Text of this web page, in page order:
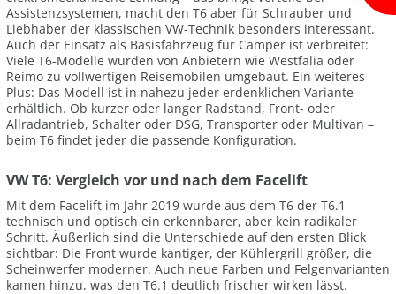
Assistenzsystemen, macht den T6 aber für Schrauber und
Liebhaber der klassischen VW-Technik besonders interessant.
Auch der Einsatz als Basisfahrzeug für Camper ist verbreitet:
Viele T6-Modelle wurden von Anbietern wie Westfalia oder
Reimo zu vollwertigen Reisemobilen umgebaut. Ein weiteres
Plus: Das Modell ist in nahezu jeder erdenklichen Variante
erhältlich. Ob kurzer oder langer Radstand, Front- oder
Allradantrieb, Schalter oder DSG, Transporter oder Multivan –
beim T6 findet jeder die passende Konfiguration.
VW T6: Vergleich vor und nach dem Facelift
Mit dem Facelift im Jahr 2019 wurde aus dem T6 der T6.1 –
technisch und optisch ein erkennbarer, aber kein radikaler
Schritt. Äußerlich sind die Unterschiede auf den ersten Blick
sichtbar: Die Front wurde kantiger, der Kühlergrill größer, die
Scheinwerfer moderner. Auch neue Farben und Felgenvarianten
kamen hinzu, was den T6.1 deutlich frischer wirken lässt.